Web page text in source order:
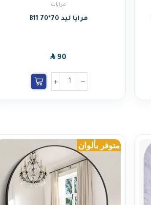
مرايات
مرايا ليد B11 70*70
SAR90
متوفر بألوان